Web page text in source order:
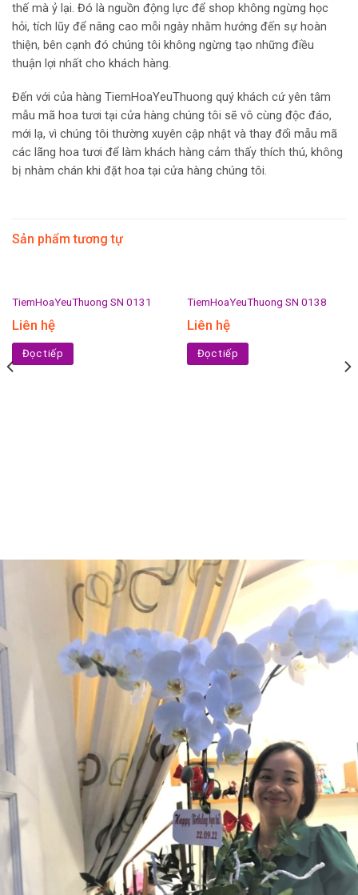
thế mà ỷ lại. Đó là nguồn động lực để shop không ngừng học
hỏi, tích lũy để nâng cao mỗi ngày nhằm hướng đến sự hoàn
thiện, bên cạnh đó chúng tôi không ngừng tạo những điều
thuận lợi nhất cho khách hàng.
Đến với của hàng TiemHoaYeuThuong quý khách cứ yên tâm
mẫu mã hoa tươi tại cửa hàng chúng tôi sẽ vô cùng độc đáo,
mới lạ, vì chúng tôi thường xuyên cập nhật và thay đổi mẫu mã
các lãng hoa tươi để làm khách hàng cảm thấy thích thú, không
bị nhàm chán khi đặt hoa tại cửa hàng chúng tôi.
Sản phẩm tương tự
TiemHoaYeuThuong SN 0131
Liên hệ
Đọc tiếp
TiemHoaYeuThuong SN 0138
Liên hệ
Đọc tiếp